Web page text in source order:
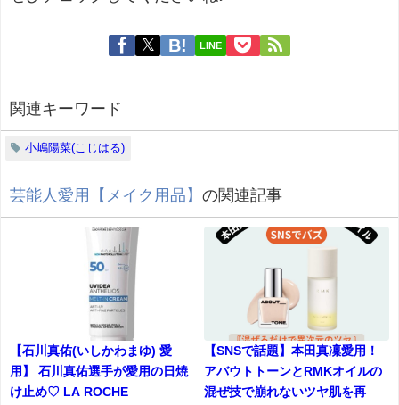
LINE
関連キーワード
小嶋陽菜(こじはる)
芸能人愛用【メイク用品】 の関連記事
【石川真佑(いしかわまゆ) 愛
用】 石川真佑選手が愛用の日焼
け止め♡ LA ROCHE
【SNSで話題】本田真凜愛用！
アバウトトーンとRMKオイルの
混ぜ技で崩れないツヤ肌を再